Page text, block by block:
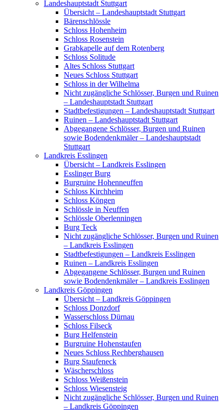
Landeshauptstadt Stuttgart
Übersicht – Landeshauptstadt Stuttgart
Bärenschlössle
Schloss Hohenheim
Schloss Rosenstein
Grabkapelle auf dem Rotenberg
Schloss Solitude
Altes Schloss Stuttgart
Neues Schloss Stuttgart
Schloss in der Wilhelma
Nicht zugängliche Schlösser, Burgen und Ruinen
– Landeshauptstadt Stuttgart
Stadtbefestigungen – Landeshauptstadt Stuttgart
Ruinen – Landeshauptstadt Stuttgart
Abgegangene Schlösser, Burgen und Ruinen
sowie Bodendenkmäler – Landeshauptstadt
Stuttgart
Landkreis Esslingen
Übersicht – Landkreis Esslingen
Esslinger Burg
Burgruine Hohenneuffen
Schloss Kirchheim
Schloss Köngen
Schlössle in Neuffen
Schlössle Oberlenningen
Burg Teck
Nicht zugängliche Schlösser, Burgen und Ruinen
– Landkreis Esslingen
Stadtbefestigungen – Landkreis Esslingen
Ruinen – Landkreis Esslingen
Abgegangene Schlösser, Burgen und Ruinen
sowie Bodendenkmäler – Landkreis Esslingen
Landkreis Göppingen
Übersicht – Landkreis Göppingen
Schloss Donzdorf
Wasserschloss Dürnau
Schloss Filseck
Burg Helfenstein
Burgruine Hohenstaufen
Neues Schloss Rechberghausen
Burg Staufeneck
Wäscherschloss
Schloss Weißenstein
Schloss Wiesensteig
Nicht zugängliche Schlösser, Burgen und Ruinen
– Landkreis Göppingen